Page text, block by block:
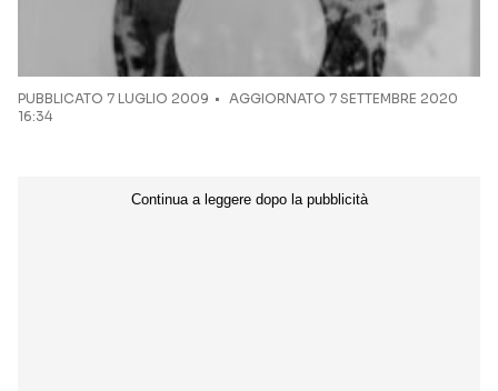
PUBBLICATO 7 LUGLIO 2009
AGGIORNATO 7 SETTEMBRE 2020
16:34